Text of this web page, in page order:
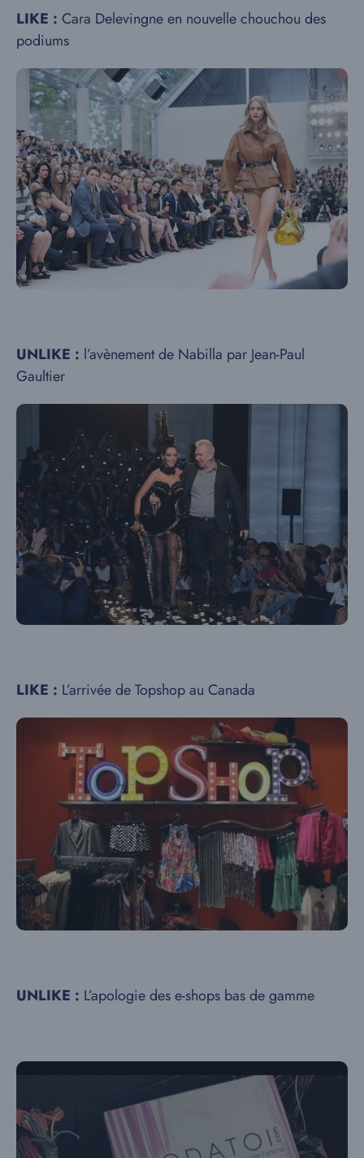
LIKE : Cara Delevingne en nouvelle chouchou des
podiums
UNLIKE : l’avènement de Nabilla par Jean-Paul
Gaultier
LIKE : L’arrivée de Topshop au Canada
UNLIKE : L’apologie des e-shops bas de gamme